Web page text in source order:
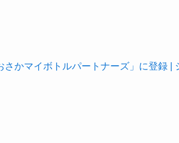
かマイボトルパートナーズ」に登録 |